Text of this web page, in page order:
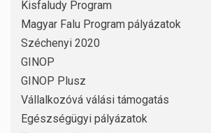
Kisfaludy Program
Magyar Falu Program pályázatok
Széchenyi 2020
GINOP
GINOP Plusz
Vállalkozóvá válási támogatás
Egészségügyi pályázatok